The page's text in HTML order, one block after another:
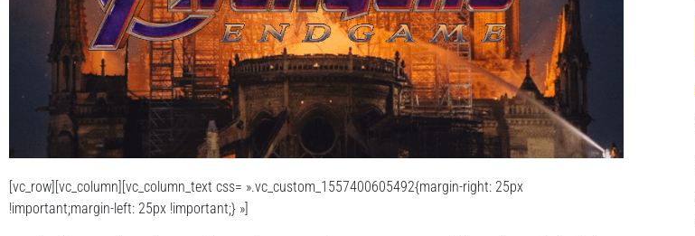
[vc_row][vc_column][vc_column_text css= ».vc_custom_1557400605492{margin-right: 25px
!important;margin-left: 25px !important;} »]